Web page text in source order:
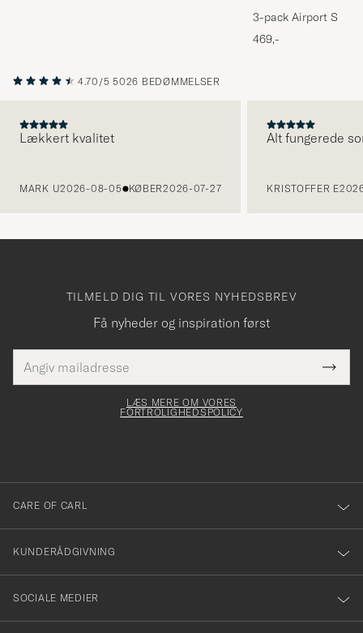
3-pack Airport
Melange
469,-
4.70/5 5026 BEDØMMELSER
Lækkert kvalitet
MARK U2026-08-05 KØBER2026-07-27
Alt fungerede
KRISTOFFER E
TILMELD DIG TIL VORES NYHEDSBREV
Få nyheder og inspiration først
mailadresse
skal
Tack
för
dig
till
vårt
nyhetsbrev!
LÆS MERE OM VORES
FORTROLIGHEDSPOLICY
CARE OF CARL
KUNDERÅDGIVNING
SOCIALE MEDIER